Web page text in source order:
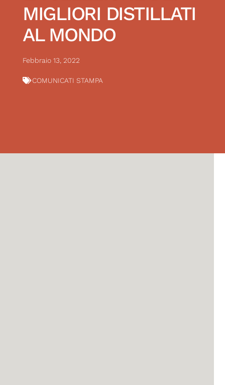
MIGLIORI DISTILLATI
AL MONDO
Febbraio 13, 2022
COMUNICATI STAMPA